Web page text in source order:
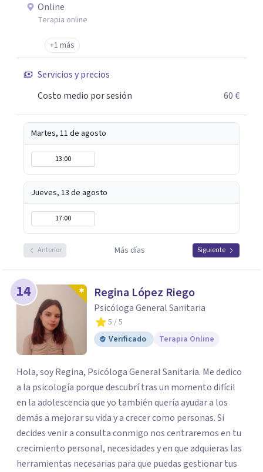
Online
Terapia online
+1 más
Servicios y precios
Costo medio por sesión
60 €
Martes, 11 de agosto
13:00
Jueves, 13 de agosto
17:00
Anterior Más días Siguiente
14 Regina López Riego
Psicóloga General Sanitaria
5 / 5
Verificado
Terapia Online
Hola, soy Regina, Psicóloga General Sanitaria. Me dedico
a la psicología porque descubrí tras un momento difícil
en la adolescencia que yo también quería ayudar a los
demás a mejorar su vida y a crecer como personas. Si
decides venir a consulta conmigo nos centraremos en tu
crecimiento personal, necesidades y en que adquieras las
herramientas necesarias para que puedas gestionar tus